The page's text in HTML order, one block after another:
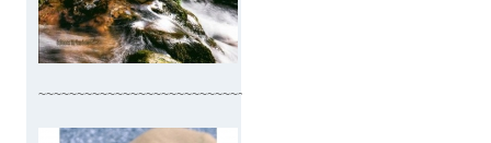
~~~~~~~~~~~~~~~~~~~~~~~~~~~~~~~~~